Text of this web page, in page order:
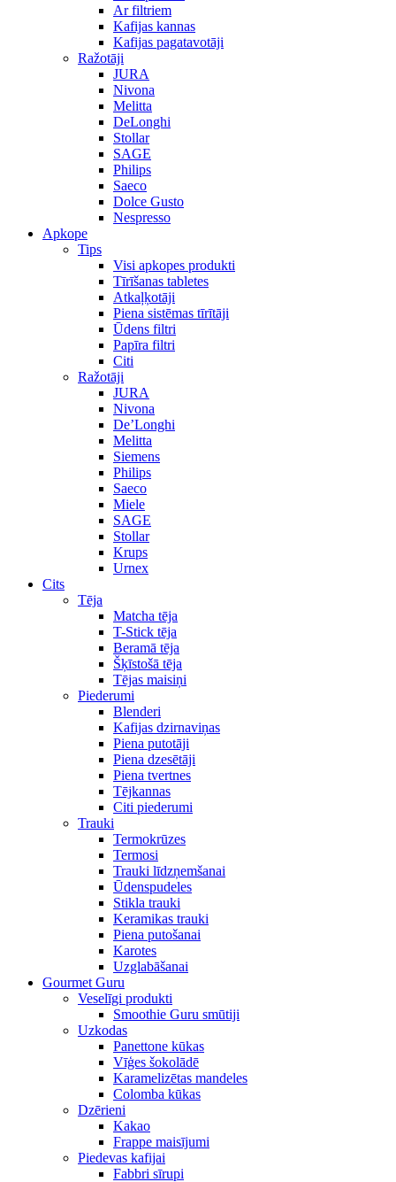
Ar filtriem
Kafijas kannas
Kafijas pagatavotāji
Ražotāji
JURA
Nivona
Melitta
DeLonghi
Stollar
SAGE
Philips
Saeco
Dolce Gusto
Nespresso
Apkope
Tips
Visi apkopes produkti
Tīrīšanas tabletes
Atkaļķotāji
Piena sistēmas tīrītāji
Ūdens filtri
Papīra filtri
Citi
Ražotāji
JURA
Nivona
De’Longhi
Melitta
Siemens
Philips
Saeco
Miele
SAGE
Stollar
Krups
Urnex
Cits
Tēja
Matcha tēja
T-Stick tēja
Beramā tēja
Šķīstošā tēja
Tējas maisiņi
Piederumi
Blenderi
Kafijas dzirnaviņas
Piena putotāji
Piena dzesētāji
Piena tvertnes
Tējkannas
Citi piederumi
Trauki
Termokrūzes
Termosi
Trauki līdzņemšanai
Ūdenspudeles
Stikla trauki
Keramikas trauki
Piena putošanai
Karotes
Uzglabāšanai
Gourmet Guru
Veselīgi produkti
Smoothie Guru smūtiji
Uzkodas
Panettone kūkas
Vīģes šokolādē
Karamelizētas mandeles
Colomba kūkas
Dzērieni
Kakao
Frappe maisījumi
Piedevas kafijai
Fabbri sīrupi